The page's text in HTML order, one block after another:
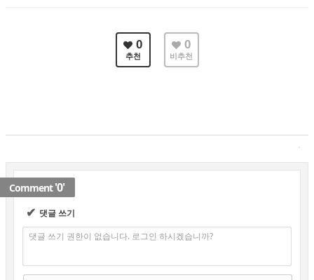
0
추천
0
비추천
✔ 댓글 쓰기
댓글 쓰기 권한이 없습니다. 로그인 하시겠습니까?
Comment'0'